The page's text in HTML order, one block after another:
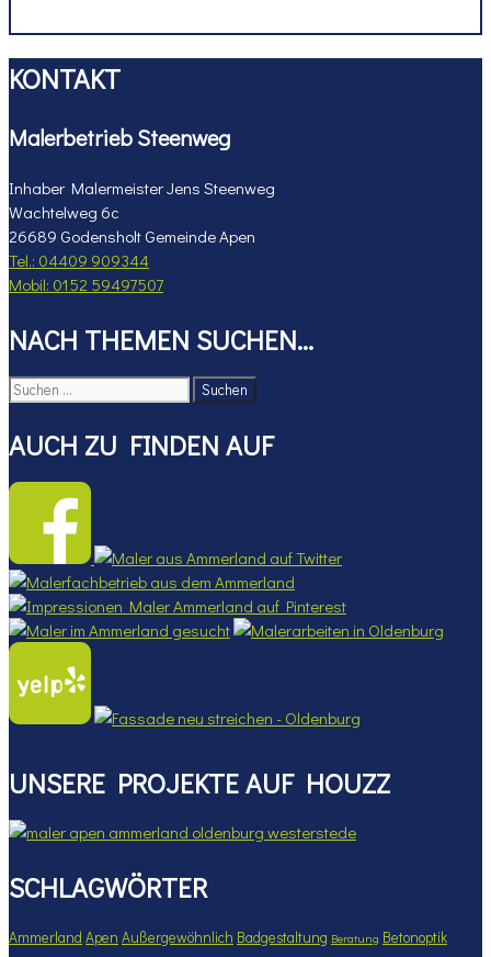
KONTAKT
Malerbetrieb Steenweg
Inhaber Malermeister Jens Steenweg
Wachtelweg 6c
26689 Godensholt Gemeinde Apen
Tel.: 04409 909344
Mobil: 0152 59497507
NACH THEMEN SUCHEN…
Suchen
AUCH ZU FINDEN AUF
UNSERE PROJEKTE AUF HOUZZ
SCHLAGWÖRTER
Ammerland Apen Außergewöhnlich Badgestaltung Beratung Betonoptik